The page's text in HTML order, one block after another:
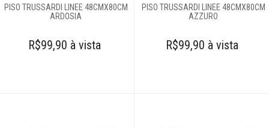
PISO TRUSSARDI LINEE 48CMX80CM
ARDOSIA
R$99,90 à vista
PISO TRUSSARDI LINEE 48CMX80CM
AZZURO
R$99,90 à vista